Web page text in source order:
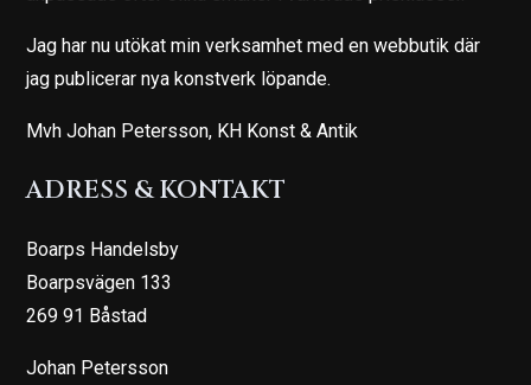
Jag har nu utökat min verksamhet med en webbutik där
jag publicerar nya konstverk löpande.
Mvh Johan Petersson, KH Konst & Antik
ADRESS & KONTAKT
Boarps Handelsby
Boarpsvägen 133
269 91 Båstad
Johan Petersson